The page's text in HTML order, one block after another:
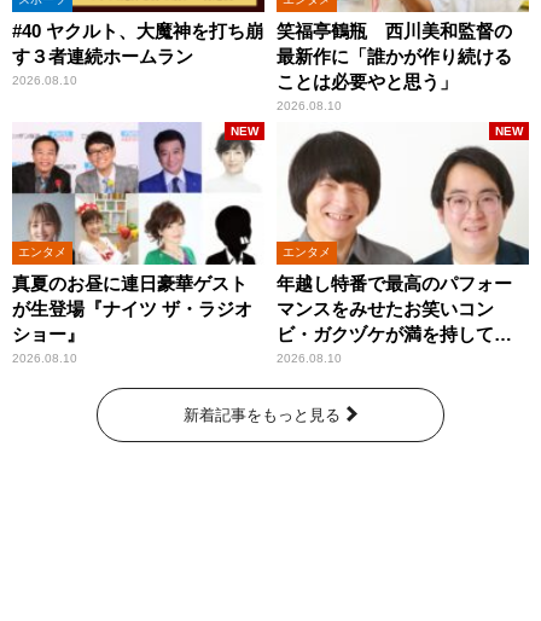
#40 ヤクルト、大魔神を打ち崩
す３者連続ホームラン
2026.08.10
笑福亭鶴瓶 西川美和監督の
最新作に「誰かが作り続ける
ことは必要やと思う」
2026.08.10
エンタメ
真夏のお昼に連日豪華ゲスト
が生登場『ナイツ ザ・ラジオ
ショー』
2026.08.10
NEW
エンタメ
年越し特番で最高のパフォー
マンスをみせたお笑いコン
ビ・ガクヅケが満を持して
『オールナイトニッポン
0(ZERO)』に登場！
2026.08.10
NEW
新着記事をもっと見る